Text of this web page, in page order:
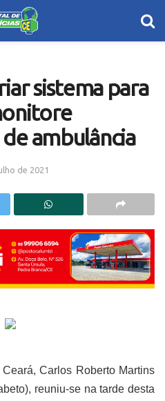
sistema para
ambulância
de 2021
Carlos Roberto Martins
reuniu-se na tarde desta